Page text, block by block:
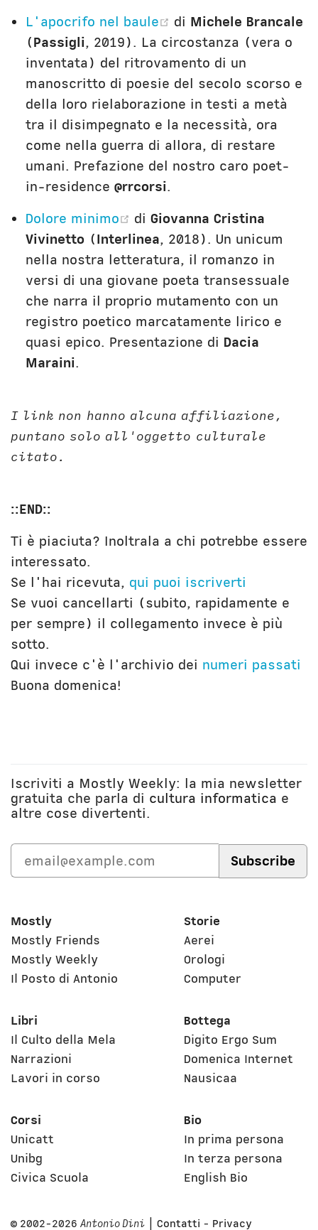
L'apocrifo nel baule
(opens new window)
di Michele Brancale
(Passigli, 2019). La circostanza (vera o
inventata) del ritrovamento di un
manoscritto di poesie del secolo scorso e
della loro rielaborazione in testi a metà
tra il disimpegnato e la necessità, ora
come nella guerra di allora, di restare
umani. Prefazione del nostro caro poet-
in-residence@rrcorsi.
Dolore minimo
(opens new window)
diGiovanna Cristina
Vivinetto (Interlinea, 2018). Un unicum
nella nostra letteratura, il romanzo in
versi di una giovane poeta transessuale
che narra il proprio mutamento con un
registro poetico marcatamente lirico e
quasi epico. Presentazione di Dacia
Maraini.
I link non hanno alcuna affiliazione,
puntano solo all'oggetto culturale
citato.
::END::
Ti è piaciuta? Inoltrala a chi potrebbe essere
interessato.
Se l'hai ricevuta, qui puoi iscriverti
Se vuoi cancellarti (subito, rapidamente e
per sempre) il collegamento invece è più
sotto.
Qui invece c'è l'archivio dei numeri passati
Buona domenica!
Iscriviti a Mostly Weekly: la mia newsletter
gratuita che parla di cultura informatica e
altre cose divertenti.
Mostly
Mostly Friends
Mostly Weekly
Il Posto di Antonio
Storie
Aerei
Orologi
Computer
Libri
Il Culto della Mela
Narrazioni
Lavori in corso
Bottega
Digito Ergo Sum
Domenica Internet
Nausicaa
Corsi
Unicatt
Unibg
Civica Scuola
Bio
In prima persona
In terza persona
English Bio
© 2002-2026 Antonio Dini |Contatti - Privacy